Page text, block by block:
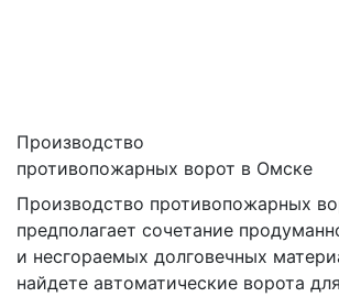
Производство
противопожарных ворот в Омске
Производство противопожарных
предполагает сочетание
и несгораемых долговечных
найдете автоматические ворота